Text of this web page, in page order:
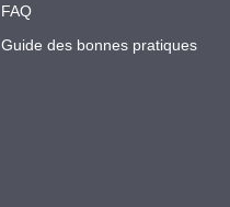
FAQ
Guide des bonnes pratiques